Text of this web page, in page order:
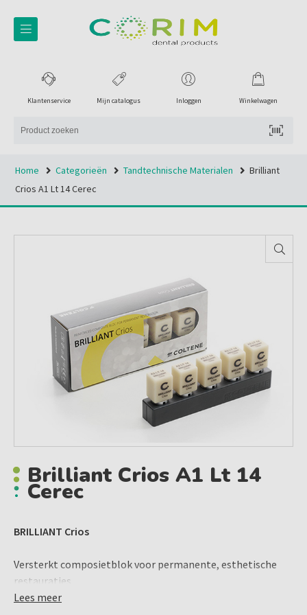
Winkelwagen
Inloggen
Mijn catalogus
Klantenservice
Home Categorieën Tandtechnische Materialen
Brilliant
Crios A1 Lt 14 Cerec
Brilliant Crios A1 Lt 14
Cerec
BRILLIANT Crios
Versterkt composietblok voor permanente, esthetische
restauraties
Lees meer